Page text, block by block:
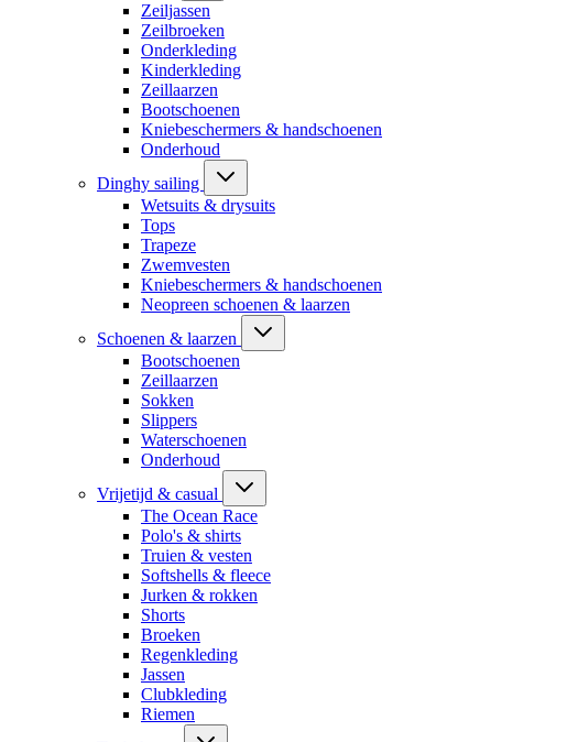
Zeiljassen
Zeilbroeken
Onderkleding
Kinderkleding
Zeillaarzen
Bootschoenen
Kniebeschermers & handschoenen
Onderhoud
Dinghy sailing
Wetsuits & drysuits
Tops
Trapeze
Zwemvesten
Kniebeschermers & handschoenen
Neopreen schoenen & laarzen
Schoenen & laarzen
Bootschoenen
Zeillaarzen
Sokken
Slippers
Waterschoenen
Onderhoud
Vrijetijd & casual
The Ocean Race
Polo's & shirts
Truien & vesten
Softshells & fleece
Jurken & rokken
Shorts
Broeken
Regenkleding
Jassen
Clubkleding
Riemen